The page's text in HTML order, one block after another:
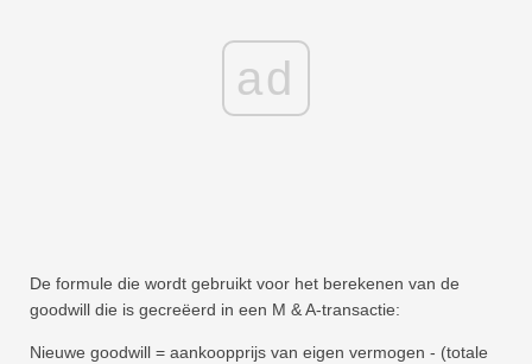
ad
De formule die wordt gebruikt voor het berekenen van de
goodwill die is gecreëerd in een M & A-transactie:
Nieuwe goodwill = aankoopprijs van eigen vermogen - (totale